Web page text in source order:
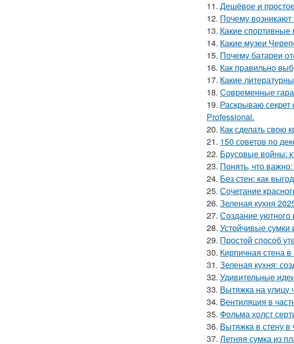
11. Дешёвое и
12. Почему
13. Какие спортивные
14. Какие музеи
15. Почему батареи
16. Как правильно
17. Какие
18. Современные
19. Раскрываю секрет
Professional.
20. Как сделать свою
21. 150 советов по
22. Брусовые войны:
23. Понять, что
24. Без стен: как
25. Сочетание
26. Зеленая кухня
27. Создание уютного
28. Устойчивые сумки
29. Простой способ
30. Кирпичная стена
31. Зеленая кухня:
32. Удивительные
33. Вытяжка на улицу
34. Вентиляция в
35. Фольма холст
36. Вытяжка в стену
37. Летняя сумка из